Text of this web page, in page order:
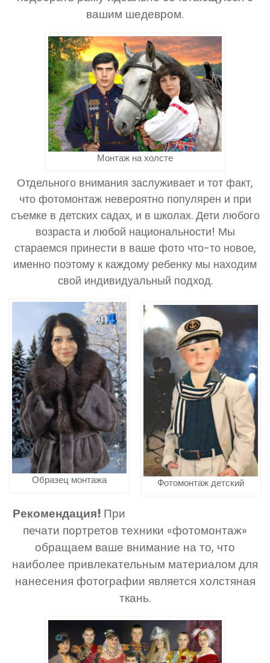
вашим шедевром.
Монтаж на холсте
Отдельного внимания заслуживает и тот факт,
что фотомонтаж невероятно популярен и при
съемке в детских садах, и в школах. Дети любого
возраста и любой национальности! Мы
стараемся принести в ваше фото что-то новое,
именно поэтому к каждому ребенку мы находим
свой индивидуальный подход.
Фотомонтаж детский
Образец монтажа
Рекомендация! При
печати портретов техники «фотомонтаж»
обращаем ваше внимание на то, что
наиболее привлекательным материалом для
нанесения фотографии является холстяная
ткань.